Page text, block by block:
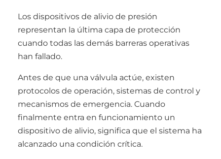
Los dispositivos de alivio de presión
representan la última capa de protección
cuando todas las demás barreras operativas
han fallado.
Antes de que una válvula actúe, existen
protocolos de operación, sistemas de control y
mecanismos de emergencia. Cuando
finalmente entra en funcionamiento un
dispositivo de alivio, significa que el sistema ha
alcanzado una condición crítica.